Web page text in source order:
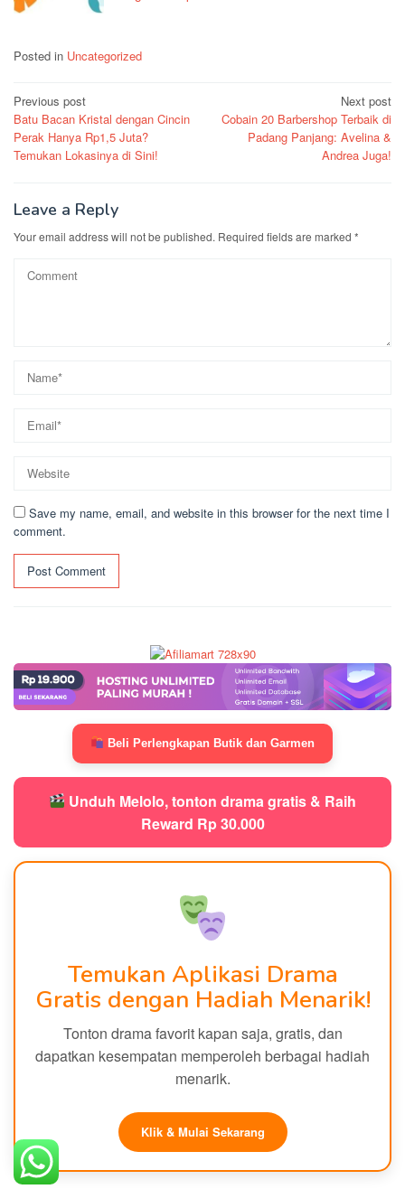
Posted in Uncategorized
Post
navigation
Previous post
Batu Bacan Kristal dengan Cincin
Perak Hanya Rp1,5 Juta?
Temukan Lokasinya di Sini!
Next post
Cobain 20 Barbershop Terbaik di
Padang Panjang: Avelina &
Andrea Juga!
Leave a Reply
Your email address will not be published. Required fields are marked *
Save my name, email, and website in this browser for the next time I
comment.
Beli Perlengkapan Butik dan Garmen
Unduh Melolo, tonton drama gratis & Raih
Reward Rp 30.000
Temukan Aplikasi Drama
Gratis dengan Hadiah Menarik!
Tonton drama favorit kapan saja, gratis, dan
dapatkan kesempatan memperoleh berbagai hadiah
menarik.
Klik & Mulai Sekarang